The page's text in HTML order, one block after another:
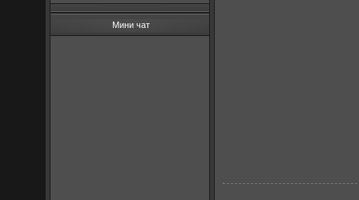
Мини чат